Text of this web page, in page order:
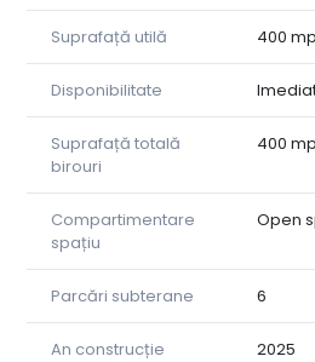
✨ Caracteristici și dotări:
✔️ 200 mp utili / etaj
✔️ Se pot închiria individual sau
✔️ Posibilitate de
cheie
✔️ Clădire modernă cu lift
✔️ Sistem performant de
recuperare de căldură
✔️ Termostat wireless smart, cu
din aplicație mobilă
✔️ Grupuri sanitare pe fiecare etaj
✔️ Minimum 3 locuri de parcare
posibilitatea suplimentării
✔️ Clădire eficientă energetic, cu
Suprafață utilă 400 mp
Disponibilitate
Suprafață totală
birouri
400 mp
Compartimentare
spațiu
Open
Parcări subterane 6
An construcție 2025